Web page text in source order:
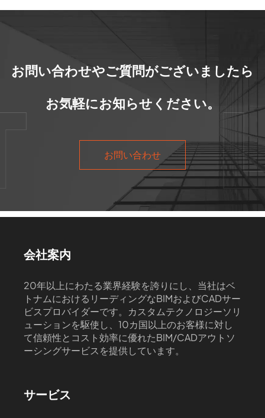
お問い合わせやご質問がございましたら
お気軽にお知らせください。
お問い合わせ
会社案内
20年以上にわたる業界経験を誇りにし、当社はベ
トナムにおけるリーディングなBIMおよびCADサー
ビスプロバイダーです。カスタムテクノロジーソリ
ューションを駆使し、10カ国以上のお客様に対し
て信頼性とコスト効率に優れたBIM/CADアウトソ
ーシングサービスを提供しています。
サービス